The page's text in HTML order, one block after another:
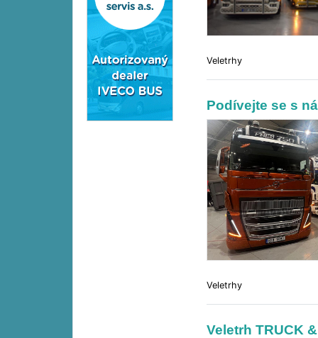
Veletrhy
Podívejte se s
Veletrhy
Veletrh TRUCK